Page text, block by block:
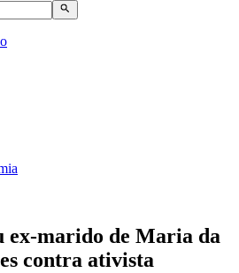
ex-marido de Maria da
contra ativista